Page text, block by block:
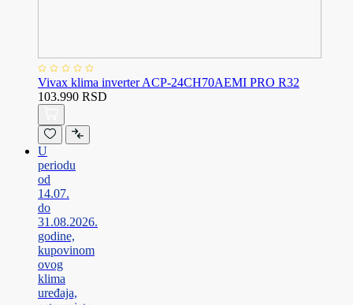
Vivax klima inverter ACP-24CH70AEMI PRO R32
103.990 RSD
U
periodu
od
14.07.
do
31.08.2026.
godine,
kupovinom
ovog
klima
uređaja,